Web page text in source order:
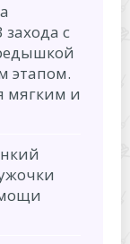
захода с
этапом.
мягким и